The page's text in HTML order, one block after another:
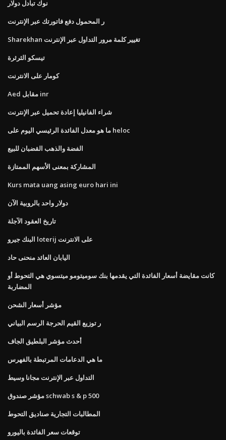
نوك تبادل دولار
ر المحمول دفع فاتورتك عبر الإنترنت
Sharekhan تغيير كلمة مرور التداول عبر الإنترنت
تيسكو الثرثرة
كومار على الانترنت
Aed مقابل inr
شراء الفانيليا إعادة تحميل عبر الإنترنت
ما هو معدل الفائدة الرئيسي اليوم على heloc
الفضة والذهب القضبان للبيع
المشاركة بمعنى الأسهم الممتازة
Kurs mata uang asing euro hari ini
دولار واحد بالروبية الآن
تاريخ العقود الآجلة
البنك جيرو loterij على الانترنت
اليابان العائد منحنى حاد
كانت مقايضة أسعار الفائدة التي يقدمها بنك سوميتومو ميتسوي هي التحوط أو
المضاربة
مؤشر أسعار الشحن
ر توزيع القيم الحرجة الرسم البياني
أحدث مؤشر البلطيق الجاف
ما هي الدعامات المرتبطة بالفهرس
التداول عبر الإنترنت مجانا وسيط
مؤشر صندوق schwab s & p 500
المطالبات التجارية صناديق التحوط
توقعات سعر الفائدة باليورو